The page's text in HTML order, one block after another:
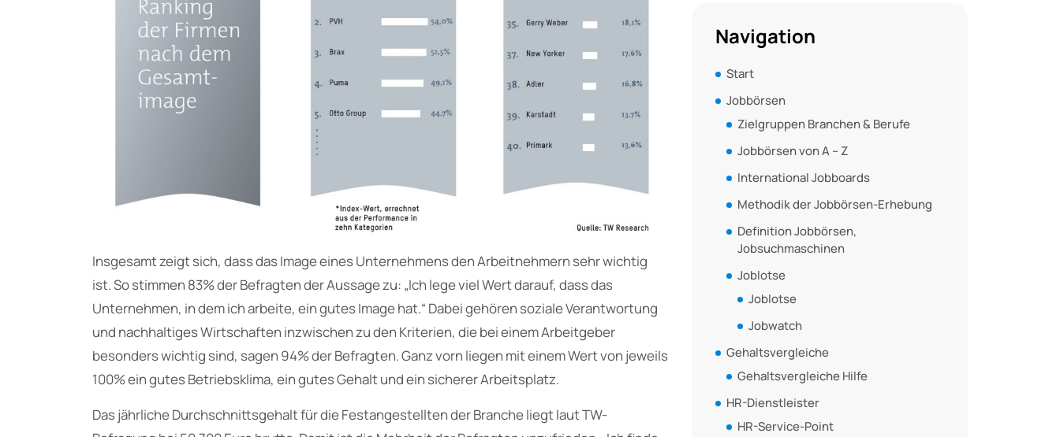
Insgesamt zeigt sich, dass das Image eines Unternehmens den Arbeitnehmern sehr wichtig
ist. So stimmen 83% der Befragten der Aussage zu: „Ich lege viel Wert darauf, dass das
Unternehmen, in dem ich arbeite, ein gutes Image hat.“ Dabei gehören soziale Verantwortung
und nachhaltiges Wirtschaften inzwischen zu den Kriterien, die bei einem Arbeitgeber
besonders wichtig sind, sagen 94% der Befragten. Ganz vorn liegen mit einem Wert von jeweils
100% ein gutes Betriebsklima, ein gutes Gehalt und ein sicherer Arbeitsplatz.
Das jährliche Durchschnittsgehalt für die Festangestellten der Branche liegt laut TW-
Navigation
Start
Jobbörsen
Zielgruppen Branchen & Berufe
Jobbörsen von A – Z
International Jobboards
Methodik der Jobbörsen-Erhebung
Definition Jobbörsen,
Jobsuchmaschinen
Joblotse
Joblotse
Jobwatch
Gehaltsvergleiche
Gehaltsvergleiche Hilfe
HR-Dienstleister
HR-Service-Point